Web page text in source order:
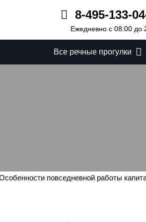
8-495-133-
Ежедневно с 08:00 до
Все речные прогулки
повседневной работы